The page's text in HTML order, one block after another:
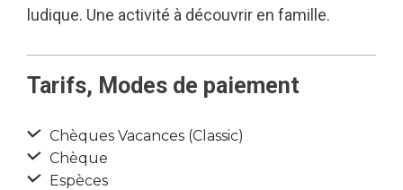
ludique. Une activité à découvrir en famille.
Tarifs, Modes de paiement
Chèques Vacances (Classic)
Chèque
Espèces